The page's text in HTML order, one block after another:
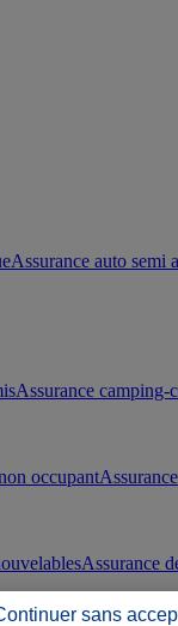
Assurance auto semi
Assurance camping-
occupant
Assurance
sans